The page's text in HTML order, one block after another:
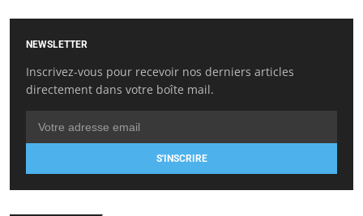
NEWSLETTER
Inscrivez-vous pour recevoir nos derniers articles
directement dans votre boîte mail.
S'INSCRIRE